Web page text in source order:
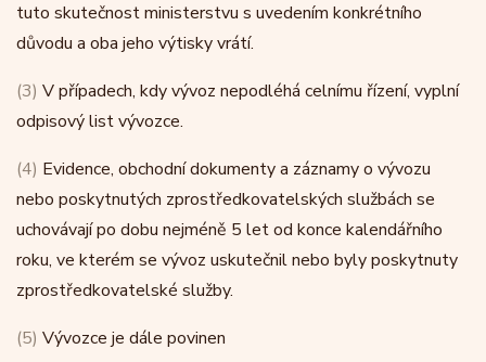
tuto skutečnost ministerstvu s uvedením konkrétního
důvodu a oba jeho výtisky vrátí.
(3) V případech, kdy vývoz nepodléhá celnímu řízení, vyplní
odpisový list vývozce.
(4) Evidence, obchodní dokumenty a záznamy o vývozu
nebo poskytnutých zprostředkovatelských službách se
uchovávají po dobu nejméně 5 let od konce kalendářního
roku, ve kterém se vývoz uskutečnil nebo byly poskytnuty
zprostředkovatelské služby.
(5) Vývozce je dále povinen